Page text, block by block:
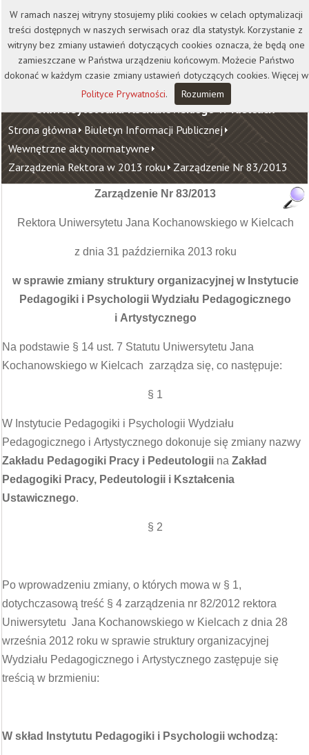
Kontakt Biblioteka
Wydawnictwo
Wirtualna Uczelnia
Uniwersytet Jana Kochanowskiego w Kielcach
Strona główna Biuletyn Informacji Publicznej
Wewnętrzne akty normatywne
Zarządzenia Rektora w 2013 roku Zarządzenie Nr 83/2013
Zarządzenie Nr 83/2013
Rektora Uniwersytetu Jana Kochanowskiego w Kielcach
z dnia 31 października 2013 roku
w sprawie zmiany struktury organizacyjnej w Instytucie
Pedagogiki i Psychologii Wydziału Pedagogicznego
i Artystycznego
Na podstawie § 14 ust. 7 Statutu Uniwersytetu Jana
Kochanowskiego w Kielcach zarządza się, co następuje:
§ 1
W Instytucie Pedagogiki i Psychologii Wydziału
Pedagogicznego i Artystycznego dokonuje się zmiany nazwy
Zakładu Pedagogiki Pracy i Pedeutologii na Zakład
Pedagogiki Pracy, Pedeutologii i Kształcenia
Ustawicznego.
§ 2
Po wprowadzeniu zmiany, o których mowa w § 1,
dotychczasową treść § 4 zarządzenia nr 82/2012 rektora
Uniwersytetu Jana Kochanowskiego w Kielcach z dnia 28
września 2012 roku w sprawie struktury organizacyjnej
Wydziału Pedagogicznego i Artystycznego zastępuje się
treścią w brzmieniu:
W skład Instytutu Pedagogiki i Psychologii wchodzą:
W ramach naszej witryny stosujemy pliki cookies w celach optymalizacji
treści dostępnych w naszych serwisach oraz dla statystyk. Korzystanie z
witryny bez zmiany ustawień dotyczących cookies oznacza, że będą one
zamieszczane w Państwa urządzeniu końcowym. Możecie Państwo
dokonać w każdym czasie zmiany ustawień dotyczących cookies. Więcej w
Polityce Prywatności. Rozumiem